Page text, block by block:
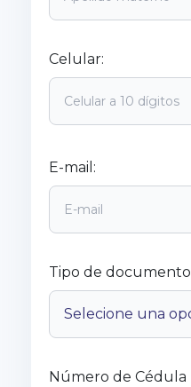
Celular:
E-mail:
Tipo de documento
Número de Cédula